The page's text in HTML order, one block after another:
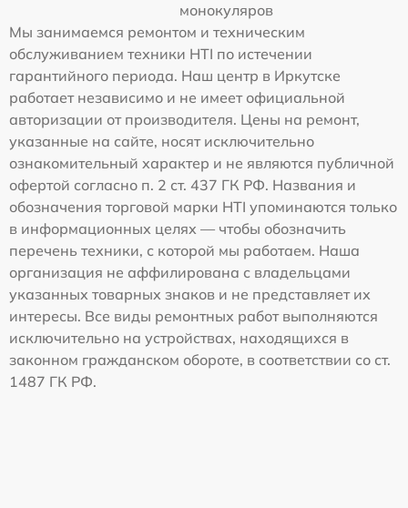
монокуляров
Мы занимаемся ремонтом и техническим
обслуживанием техники HTI по истечении
гарантийного периода. Наш центр в Иркутске
работает независимо и не имеет официальной
авторизации от производителя. Цены на ремонт,
указанные на сайте, носят исключительно
ознакомительный характер и не являются публичной
офертой согласно п. 2 ст. 437 ГК РФ. Названия и
обозначения торговой марки HTI упоминаются только
в информационных целях — чтобы обозначить
перечень техники, с которой мы работаем. Наша
организация не аффилирована с владельцами
указанных товарных знаков и не представляет их
интересы. Все виды ремонтных работ выполняются
исключительно на устройствах, находящихся в
законном гражданском обороте, в соответствии со ст.
1487 ГК РФ.